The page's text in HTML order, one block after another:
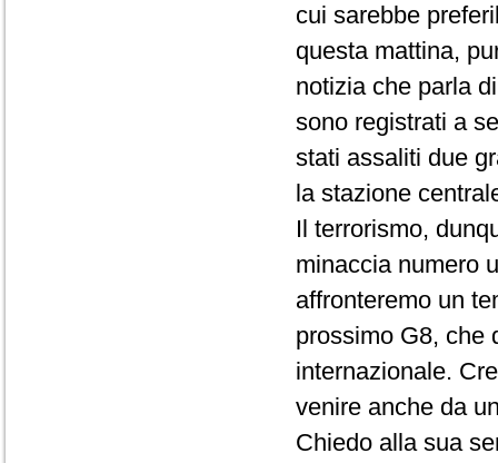
cui sarebbe
questa mattina,
notizia che parla
sono registrati a
stati assaliti due
la stazione
Il terrorismo,
minaccia numero
affronteremo un
prossimo G8, che
internazionale.
venire anche da
Chiedo alla sua